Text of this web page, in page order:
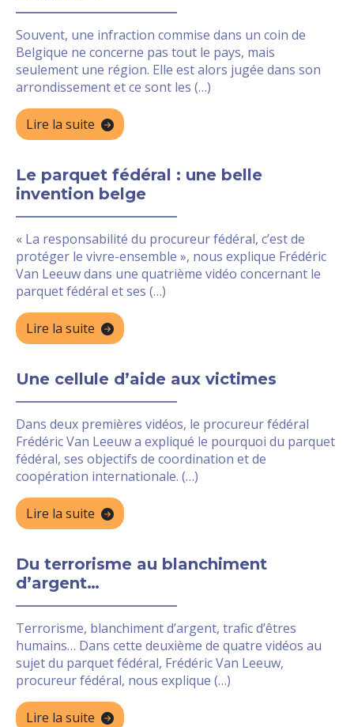
Souvent, une infraction commise dans un coin de
Belgique ne concerne pas tout le pays, mais
seulement une région. Elle est alors jugée dans son
arrondissement et ce sont les (…)
Lire la suite
Le parquet fédéral : une belle
invention belge
« La responsabilité du procureur fédéral, c’est de
protéger le vivre-ensemble », nous explique Frédéric
Van Leeuw dans une quatrième vidéo concernant le
parquet fédéral et ses (…)
Lire la suite
Une cellule d’aide aux victimes
Dans deux premières vidéos, le procureur fédéral
Frédéric Van Leeuw a expliqué le pourquoi du parquet
fédéral, ses objectifs de coordination et de
coopération internationale. (…)
Lire la suite
Du terrorisme au blanchiment
d’argent…
Terrorisme, blanchiment d’argent, trafic d’êtres
humains… Dans cette deuxième de quatre vidéos au
sujet du parquet fédéral, Frédéric Van Leeuw,
procureur fédéral, nous explique (…)
Lire la suite